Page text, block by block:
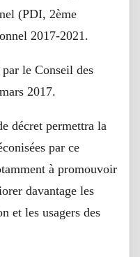
(PDI, 2ème
2017-2021.
le Conseil des
2017.
décret permettra la
par ce
à promouvoir
davantage les
et les usagers des